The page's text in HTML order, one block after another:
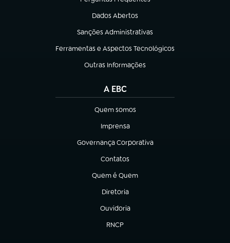
(abre em nova aba)
Dados Abertos
(abre em nova aba)
Sanções Administrativas
(abre em nova aba)
Ferramentas e Aspectos Tecnológicos
(abre em nova aba)
Outras Informações
(abre em nova aba)
A EBC
Quem somos
(abre em nova aba)
Imprensa
(abre em nova aba)
Governança Corporativa
(abre em nova aba)
Contatos
(abre em nova aba)
Quem é Quem
(abre em nova aba)
Diretoria
(abre em nova aba)
Ouvidoria
(abre em nova aba)
RNCP
(abre em nova aba)